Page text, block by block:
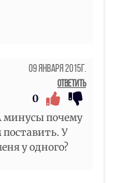
09 Января 2015г.
Ответить
0
минусы почему
У
у одного?